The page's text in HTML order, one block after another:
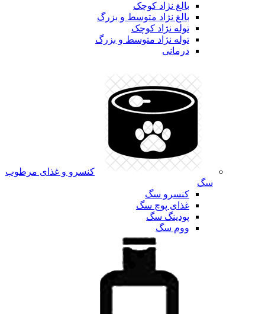
بالغ نژاد کوچک
بالغ نژاد متوسط و بزرگ
توله نژاد کوچک
توله نژاد متوسط و بزرگ
درمانی
کنسرو و غذای مرطوب
سگ
کنسرو سگ
غذای پوچ سگ
پودینگ سگ
ووم سگ